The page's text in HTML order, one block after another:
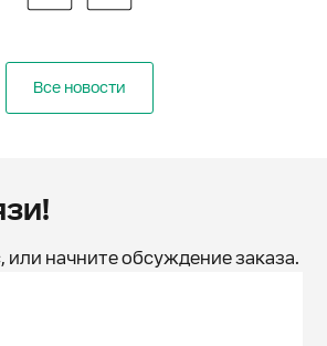
Все новости
или начните обсуждение заказа.